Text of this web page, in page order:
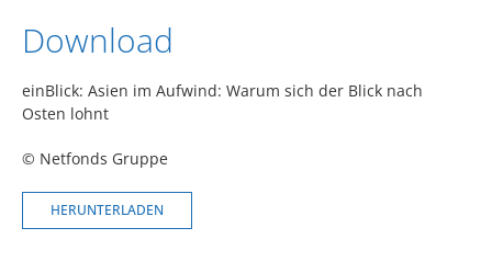
Download
einBlick: Asien im Aufwind: Warum sich der Blick nach
Osten lohnt
© Netfonds Gruppe
HERUNTERLADEN